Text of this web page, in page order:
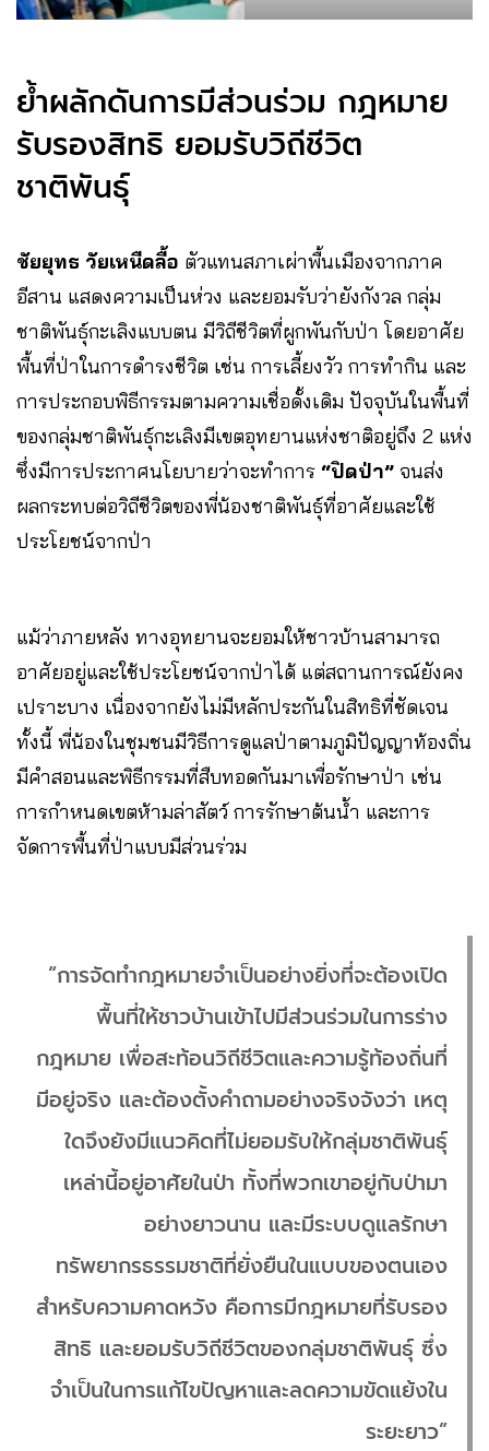
ย้ำผลักดันการมีส่วนร่วม กฎหมาย
รับรองสิทธิ ยอมรับวิถีชีวิต
ชาติพันธุ์
ชัยยุทธ วัยเหนืดลื้อ ตัวแทนสภาเผ่าพื้นเมืองจากภาค
อีสาน แสดงความเป็นห่วง และยอมรับว่ายังกังวล กลุ่ม
ชาติพันธุ์กะเลิงแบบตน มีวิถีชีวิตที่ผูกพันกับป่า โดยอาศัย
พื้นที่ป่าในการดำรงชีวิต เช่น การเลี้ยงวัว การทำกิน และ
การประกอบพิธีกรรมตามความเชื่อดั้งเดิม ปัจจุบันในพื้นที่
ของกลุ่มชาติพันธุ์กะเลิงมีเขตอุทยานแห่งชาติอยู่ถึง 2 แห่ง
ซึ่งมีการประกาศนโยบายว่าจะทำการ “ปิดป่า” จนส่ง
ผลกระทบต่อวิถีชีวิตของพี่น้องชาติพันธุ์ที่อาศัยและใช้
ประโยชน์จากป่า
แม้ว่าภายหลัง ทางอุทยานจะยอมให้ชาวบ้านสามารถ
อาศัยอยู่และใช้ประโยชน์จากป่าได้ แต่สถานการณ์ยังคง
เปราะบาง เนื่องจากยังไม่มีหลักประกันในสิทธิที่ชัดเจน
ทั้งนี้ พี่น้องในชุมชนมีวิธีการดูแลป่าตามภูมิปัญญาท้องถิ่น
มีคำสอนและพิธีกรรมที่สืบทอดกันมาเพื่อรักษาป่า เช่น
การกำหนดเขตห้ามล่าสัตว์ การรักษาต้นน้ำ และการ
จัดการพื้นที่ป่าแบบมีส่วนร่วม
“การจัดทำกฎหมายจำเป็นอย่างยิ่งที่จะต้องเปิด
พื้นที่ให้ชาวบ้านเข้าไปมีส่วนร่วมในการร่าง
กฎหมาย เพื่อสะท้อนวิถีชีวิตและความรู้ท้องถิ่นที่
มีอยู่จริง และต้องตั้งคำถามอย่างจริงจังว่า เหตุ
ใดจึงยังมีแนวคิดที่ไม่ยอมรับให้กลุ่มชาติพันธุ์
เหล่านี้อยู่อาศัยในป่า ทั้งที่พวกเขาอยู่กับป่ามา
อย่างยาวนาน และมีระบบดูแลรักษา
ทรัพยากรธรรมชาติที่ยั่งยืนในแบบของตนเอง
สำหรับความคาดหวัง คือการมีกฎหมายที่รับรอง
สิทธิ และยอมรับวิถีชีวิตของกลุ่มชาติพันธุ์ ซึ่ง
จำเป็นในการแก้ไขปัญหาและลดความขัดแย้งใน
ระยะยาว”